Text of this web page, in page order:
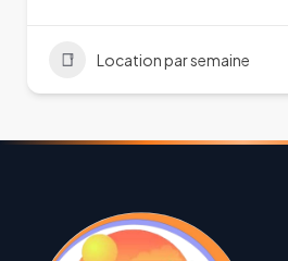
Location par semaine